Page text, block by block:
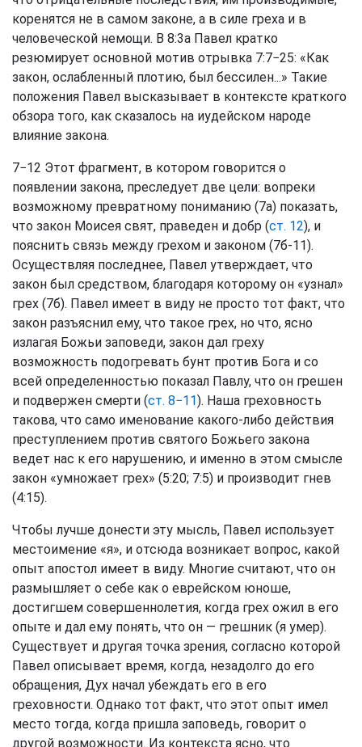
коренятся не в самом законе, а в силе греха и в
человеческой немощи. В 8:3а Павел кратко
резюмирует основной мотив отрывка 7:7−25: «Как
закон, ослабленный плотию, был бессилен...» Такие
положения Павел высказывает в контексте краткого
обзора того, как сказалось на иудейском народе
влияние закона.
7−12 Этот фрагмент, в котором говорится о
появлении закона, преследует две цели: вопреки
возможному превратному пониманию (7а) показать,
что закон Моисея свят, праведен и добр (ст. 12), и
пояснить связь между грехом и законом (7б-11).
Осуществляя последнее, Павел утверждает, что
закон был средством, благодаря которому он «узнал»
грех (7б). Павел имеет в виду не просто тот факт, что
закон разъяснил ему, что такое грех, но что, ясно
излагая Божьи заповеди, закон дал греху
возможность подогревать бунт против Бога и со
всей определенностью показал Павлу, что он грешен
и подвержен смерти (ст. 8−11). Наша греховность
такова, что само именование какого-либо действия
преступлением против святого Божьего закона
ведет нас к его нарушению, и именно в этом смысле
закон «умножает грех» (5:20; 7:5) и производит гнев
(4:15).
Чтобы лучше донести эту мысль, Павел использует
местоимение «я», и отсюда возникает вопрос, какой
опыт апостол имеет в виду. Многие считают, что он
размышляет о себе как о еврейском юноше,
достигшем совершеннолетия, когда грех ожил в его
опыте и дал ему понять, что он — грешник (я умер).
Существует и другая точка зрения, согласно которой
Павел описывает время, когда, незадолго до его
обращения, Дух начал убеждать его в его
греховности. Однако тот факт, что этот опыт имел
место тогда, когда пришла заповедь, говорит о
другой возможности. Из контекста ясно, что